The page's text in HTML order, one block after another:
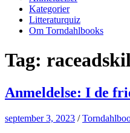
Kategorier
Litteraturquiz
Om Torndahlbooks
Tag:
Anmeldelse: I de
september 3, 2023 /